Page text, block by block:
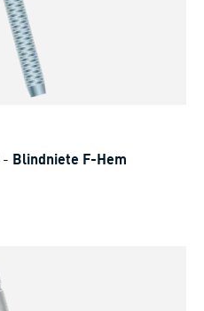
- Blindniete F-Hem